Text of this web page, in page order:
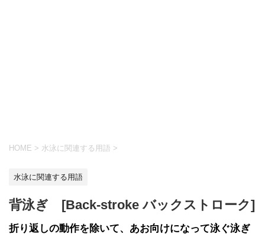
HOME > 水泳に関連する用語 >
水泳に関連する用語
背泳ぎ [Back-stroke バックストローク]
折り返しの動作を除いて、あお向けになって泳ぐ泳ぎ